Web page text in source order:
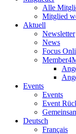
Alle
Mitglied
Aktuell
Newsletter
News
Focus
Events
Events
Event
Deutsch
Français